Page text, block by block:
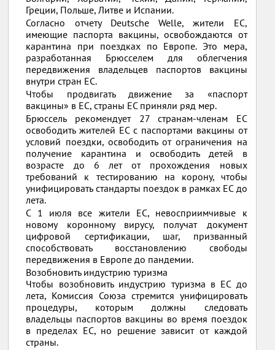
Греции, Польше, Литве и Испании.
Согласно отчету Deutsche Welle, жители ЕС,
имеющие паспорта вакцины, освобождаются от
карантина при поездках по Европе. Это мера,
разработанная Брюсселем для облегчения
передвижения владельцев паспортов вакцины
внутри стран ЕС.
Чтобы продвигать движение за «паспорт
вакцины» в ЕС, страны ЕС приняли ряд мер.
Брюссель рекомендует 27 странам-членам ЕС
освободить жителей ЕС с паспортами вакцины от
условий поездки, освободить от ограничения на
получение карантина и освободить детей в
возрасте до 6 лет от прохождения новых
требований к тестированию на корону, чтобы
унифицировать стандарты поездок в рамках ЕС до
лета.
С 1 июля все жители ЕС, невосприимчивые к
новому коронному вирусу, получат документ
цифровой сертификации, шаг, призванный
способствовать восстановлению свободы
передвижения в Европе до пандемии.
Возобновить индустрию туризма
Чтобы возобновить индустрию туризма в ЕС до
лета, Комиссия Союза стремится унифицировать
процедуры, которым должны следовать
владельцы паспортов вакцины во время поездок
в пределах ЕС, но решение зависит от каждой
страны.